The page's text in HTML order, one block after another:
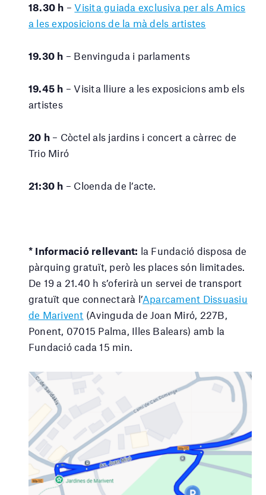
18.30 h –Visita guiada exclusiva per als Amics
a les exposicions de la mà dels artistes
19.30 h – Benvinguda i parlaments
19.45 h – Visita lliure a les exposicions amb els
artistes
20 h– Còctel als jardins i concert a càrrec de
Trio Miró
21:30 h – Cloenda de l’acte.
* Informació rellevant: la Fundació disposa de
pàrquing gratuït, però les places són limitades.
De 19 a 21.40 h s’oferirà un servei de transport
gratuït que connectarà l’Aparcament Dissuasiu
de Marivent (Avinguda de Joan Miró, 227B,
Ponent, 07015 Palma, Illes Balears) amb la
Fundació cada 15 min.